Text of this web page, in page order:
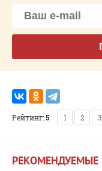
Рейтинг:5 1 2 3